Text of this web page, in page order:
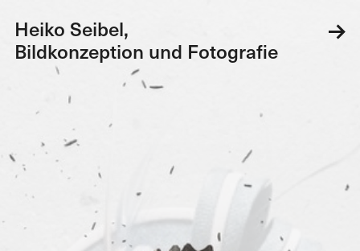
Heiko Seibel,
Bildkonzeption und Fotografie
Heiko Seibel,
Bildkonzeption und Fotografie